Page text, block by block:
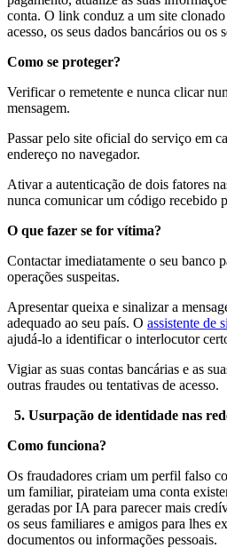
conta. O link conduz a um site clonado
acesso, os seus dados bancários ou os
Como se proteger?
Verificar o remetente e nunca clicar
mensagem.
Passar pelo site oficial do serviço em
endereço no navegador.
Ativar a autenticação de dois fatores
nunca comunicar um código recebido
O que fazer se for vítima?
Contactar imediatamente o seu banco
operações suspeitas.
Apresentar queixa e sinalizar a
adequado ao seu país. O assistente de
ajudá-lo a identificar o interlocutor
Vigiar as suas contas bancárias e as
outras fraudes ou tentativas de acesso.
5. Usurpação de identidade nas
Como funciona?
Os fraudadores criam um perfil falso
um familiar, pirateiam uma conta
geradas por IA para parecer mais
os seus familiares e amigos para lhes
documentos ou informações pessoais.